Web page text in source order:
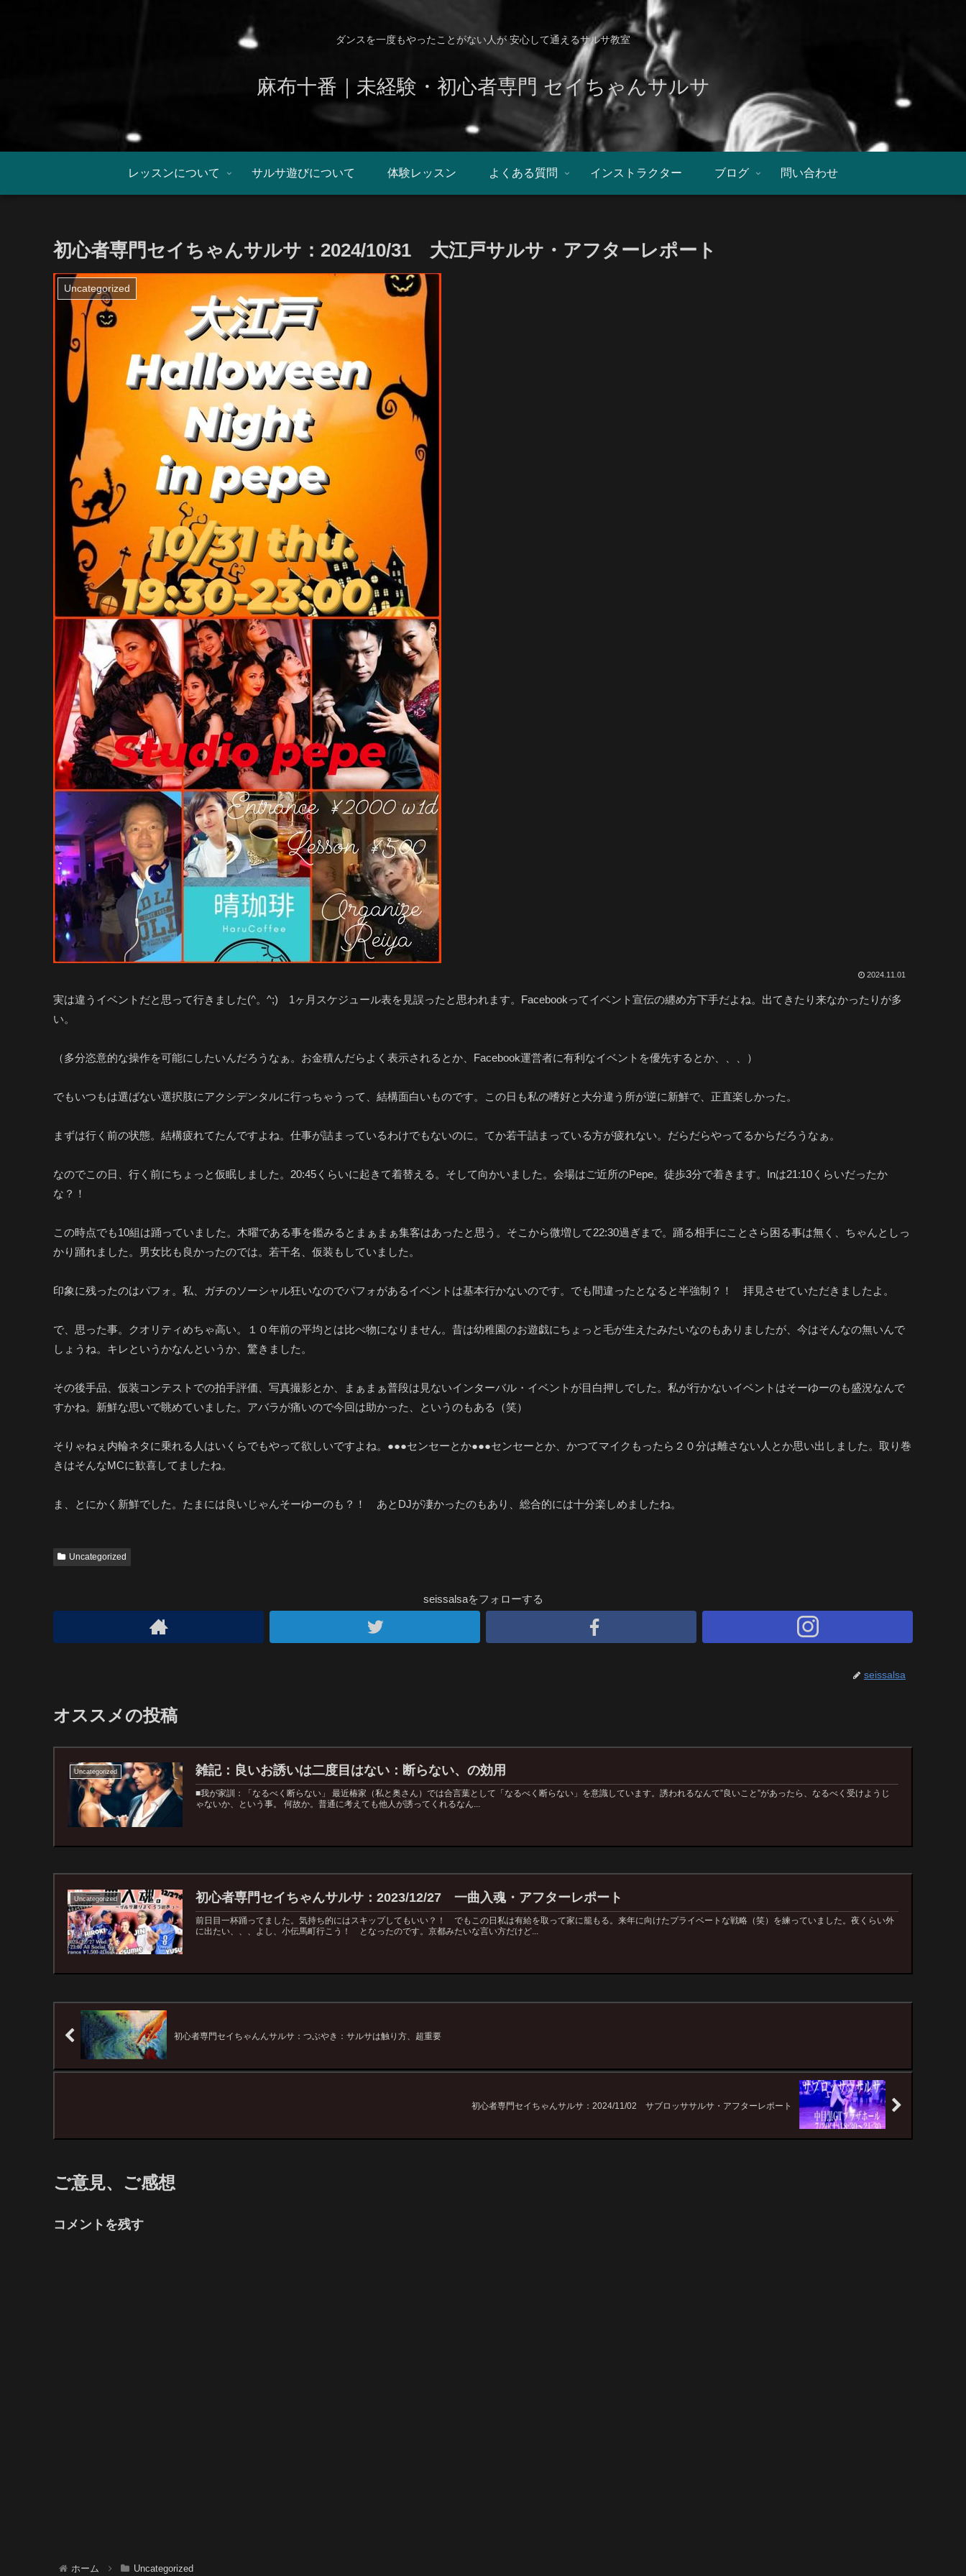
ダンスを一度もやったことがない人が 安心して通えるサルサ教室
麻布十番｜未経験・初心者専門 セイちゃんサルサ
レッスンについて サルサ遊びについて 体験レッスン よくある質問 インストラクター ブログ 問い合わせ
初心者専門セイちゃんサルサ：2024/10/31 大江戸サルサ・アフターレポート
Uncategorized
2024.11.01
実は違うイベントだと思って行きました(^。^;) 1ヶ月スケジュール表を見誤ったと思われます。Facebookってイベント宣伝の纏め方下手だよね。出てきたり来なかったりが多
い。
（多分恣意的な操作を可能にしたいんだろうなぁ。お金積んだらよく表示されるとか、Facebook運営者に有利なイベントを優先するとか、、、）
でもいつもは選ばない選択肢にアクシデンタルに行っちゃうって、結構面白いものです。この日も私の嗜好と大分違う所が逆に新鮮で、正直楽しかった。
まずは行く前の状態。結構疲れてたんですよね。仕事が詰まっているわけでもないのに。てか若干詰まっている方が疲れない。だらだらやってるからだろうなぁ。
なのでこの日、行く前にちょっと仮眠しました。20:45くらいに起きて着替える。そして向かいました。会場はご近所のPepe。徒歩3分で着きます。Inは21:10くらいだったか
な？！
この時点でも10組は踊っていました。木曜である事を鑑みるとまぁまぁ集客はあったと思う。そこから微増して22:30過ぎまで。踊る相手にことさら困る事は無く、ちゃんとしっ
かり踊れました。男女比も良かったのでは。若干名、仮装もしていました。
印象に残ったのはパフォ。私、ガチのソーシャル狂いなのでパフォがあるイベントは基本行かないのです。でも間違ったとなると半強制？！ 拝見させていただきましたよ。
で、思った事。クオリティめちゃ高い。１０年前の平均とは比べ物になりません。昔は幼稚園のお遊戯にちょっと毛が生えたみたいなのもありましたが、今はそんなの無いんで
しょうね。キレというかなんというか、驚きました。
その後手品、仮装コンテストでの拍手評価、写真撮影とか、まぁまぁ普段は見ないインターバル・イベントが目白押しでした。私が行かないイベントはそーゆーのも盛況なんで
すかね。新鮮な思いで眺めていました。アバラが痛いので今回は助かった、というのもある（笑）
そりゃねぇ内輪ネタに乗れる人はいくらでもやって欲しいですよね。●●●センセーとか●●●センセーとか、かつてマイクもったら２０分は離さない人とか思い出しました。取り巻
きはそんなMCに歓喜してましたね。
ま、とにかく新鮮でした。たまには良いじゃんそーゆーのも？！ あとDJが凄かったのもあり、総合的には十分楽しめましたね。
Uncategorized
seissalsaをフォローする
seissalsa
オススメの投稿
Uncategorized 雑記：良いお誘いは二度目はない：断らない、の効用
■我が家訓：「なるべく断らない」 最近椿家（私と奥さん）では合言葉として「なるべく断らない」を意識しています。誘われるなんて”良いこと”があったら、なるべく受けようじ
ゃないか、という事。 何故か。普通に考えても他人が誘ってくれるなん...
Uncategorized 初心者専門セイちゃんサルサ：2023/12/27 一曲入魂・アフターレポート
前日目一杯踊ってました。気持ち的にはスキップしてもいい？！ でもこの日私は有給を取って家に籠もる。来年に向けたプライベートな戦略（笑）を練っていました。夜くらい外
に出たい、、、よし、小伝馬町行こう！ となったのです。京都みたいな言い方だけど...
初心者専門セイちゃんんサルサ：つぶやき：サルサは触り方、超重要
初心者専門セイちゃんサルサ：2024/11/02 サブロッササルサ・アフターレポート
ご意見、ご感想
コメントを残す
ホーム Uncategorized